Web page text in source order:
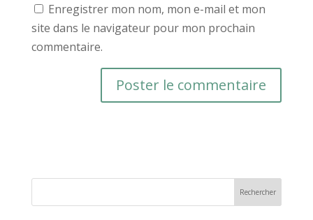
Enregistrer mon nom, mon e-mail et mon
site dans le navigateur pour mon prochain
commentaire.